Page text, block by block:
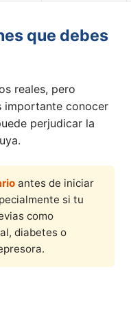
que debes
reales, pero
importante conocer
perjudicar la
antes de iniciar
si tu
como
diabetes o